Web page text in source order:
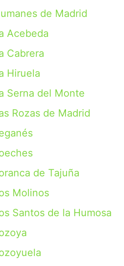
de Madrid
Acebeda
Cabrera
Hiruela
Serna del Monte
Rozas de Madrid
de Tajuña
Molinos
Santos de la Humosa